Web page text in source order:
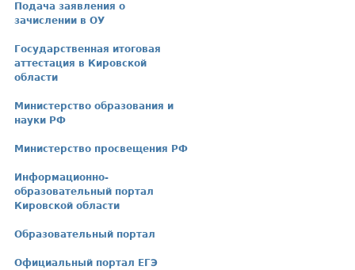
Подача заявления о
зачислении в ОУ
Государственная итоговая
аттестация в Кировской
области
Министерство образования и
науки РФ
Министерство просвещения РФ
Информационно-
образовательный портал
Кировской области
Образовательный портал
Официальный портал ЕГЭ